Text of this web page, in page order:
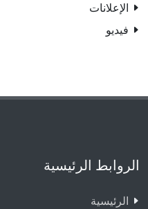
الإعلانات
فيديو
الروابط الرئيسية
الرئيسية